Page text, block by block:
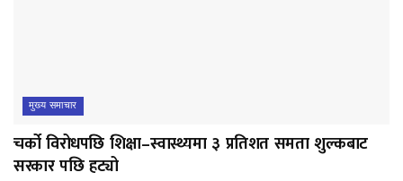
मुख्य समाचार
चर्को विरोधपछि शिक्षा–स्वास्थ्यमा ३ प्रतिशत समता शुल्कबाट
सरकार पछि हट्यो